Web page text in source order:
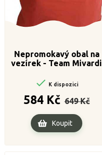
Nepromokavý obal na
vezírek - Team Mivardi
 K dispozici
584 Kč cena
649 Kč
Cena
Koupit